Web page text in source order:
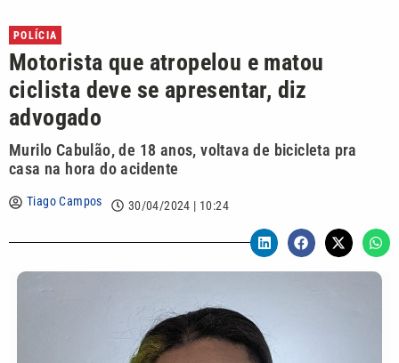
POLÍCIA
Motorista que atropelou e matou
ciclista deve se apresentar, diz
advogado
Murilo Cabulão, de 18 anos, voltava de bicicleta pra
casa na hora do acidente
Tiago Campos 30/04/2024 | 10:24